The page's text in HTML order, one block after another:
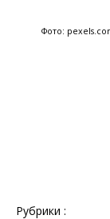
Фото:
Рубрики :